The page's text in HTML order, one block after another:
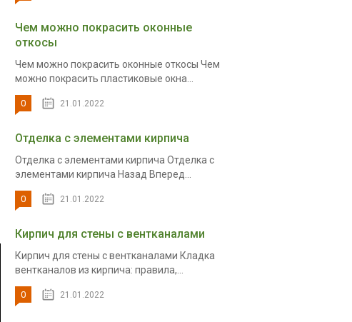
Чем можно покрасить оконные
откосы
Чем можно покрасить оконные откосы Чем
можно покрасить пластиковые окна...
0 21.01.2022
Отделка с элементами кирпича
Отделка с элементами кирпича Отделка с
элементами кирпича Назад Вперед...
0 21.01.2022
Кирпич для стены с вентканалами
Кирпич для стены с вентканалами Кладка
вентканалов из кирпича: правила,...
0 21.01.2022